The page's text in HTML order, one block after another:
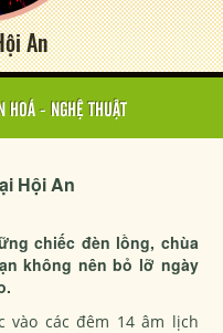
An
HOÁ - NGHỆ THUẬT
Hội An
chiếc đèn lồng, chùa
không nên bỏ lỡ ngày
vào các đêm 14 âm lịch